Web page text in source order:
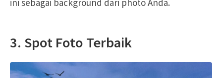
ini sebagai background dari photo Anda.
3. Spot Foto Terbaik